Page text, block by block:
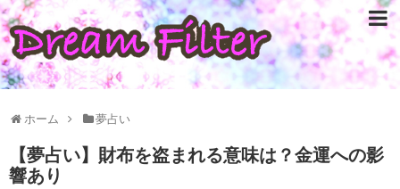
ホーム 夢占い
【夢占い】財布を盗まれる意味は？金運への影
響あり